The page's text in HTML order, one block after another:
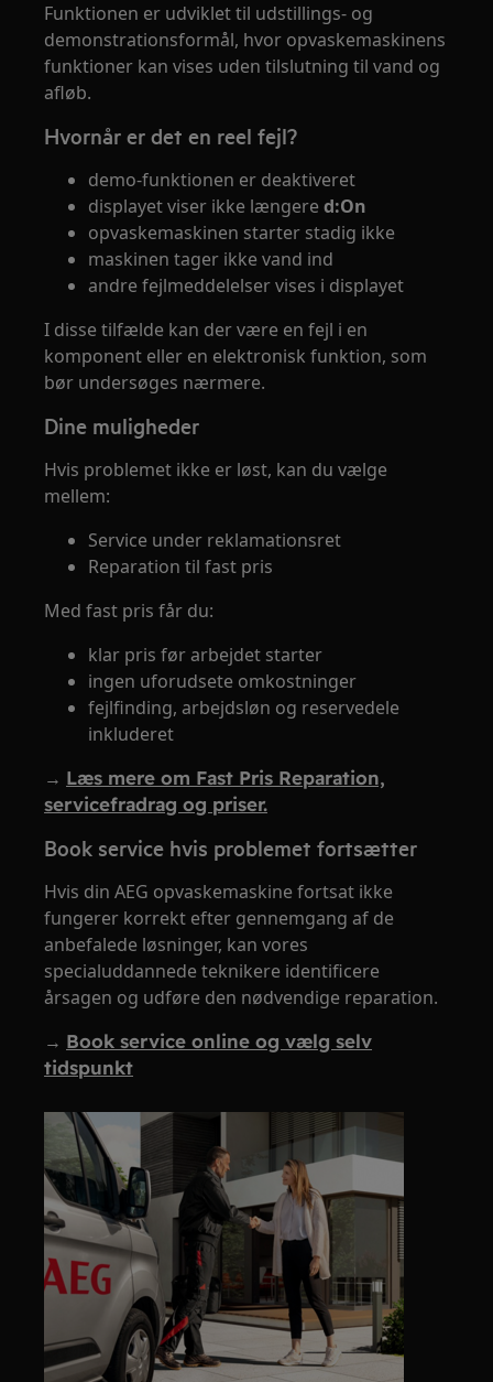
Funktionen er udviklet til udstillings- og
demonstrationsformål, hvor opvaskemaskinens
funktioner kan vises uden tilslutning til vand og
afløb.
Hvornår er det en reel fejl?
demo-funktionen er deaktiveret
displayet viser ikke længered:On
opvaskemaskinen starter stadig ikke
maskinen tager ikke vand ind
andre fejlmeddelelser vises i displayet
I disse tilfælde kan der være en fejl i en
komponent eller en elektronisk funktion, som
bør undersøges nærmere.
Dine muligheder
Hvis problemet ikke er løst, kan du vælge
mellem:
Service under reklamationsret
Reparation til fast pris
Med fast pris får du:
klar pris før arbejdet starter
ingen uforudsete omkostninger
fejlfinding, arbejdsløn og reservedele
inkluderet
→ Læs mere om Fast Pris Reparation,
servicefradrag og priser.
Book service hvis problemet fortsætter
Hvis din AEG opvaskemaskine fortsat ikke
fungerer korrekt efter gennemgang af de
anbefalede løsninger, kan vores
specialuddannede teknikere identificere
årsagen og udføre den nødvendige reparation.
→ Book service online og vælg selv
tidspunkt